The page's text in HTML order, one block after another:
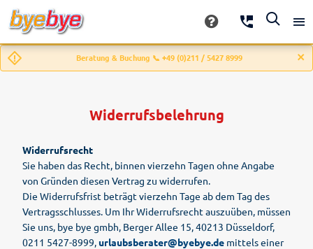
Beratung & Buchung 📞 +49 (0)211 / 5427 8999
Widerrufsbelehrung
Widerrufsrecht
Sie haben das Recht, binnen vierzehn Tagen ohne Angabe
von Gründen diesen Vertrag zu widerrufen.
Die Widerrufsfrist beträgt vierzehn Tage ab dem Tag des
Vertragsschlusses. Um Ihr Widerrufsrecht auszuüben, müssen
Sie uns, bye bye gmbh, Berger Allee 15, 40213 Düsseldorf,
0211 5427-8999,urlaubsberater@byebye.de mittels einer